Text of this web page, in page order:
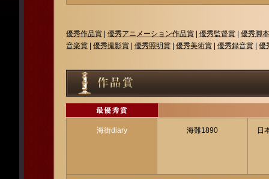
優秀作品賞 優秀アニメーション作品賞 優秀監督賞
優秀脚
音楽賞
優秀撮影賞 優秀照明賞 優秀美術賞 優秀録音賞 優
海街diary 海難1890 日